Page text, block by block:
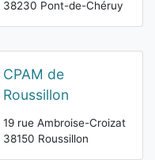
38230 Pont-de-Chéruy
CPAM de
Roussillon
19 rue Ambroise-Croizat
38150 Roussillon